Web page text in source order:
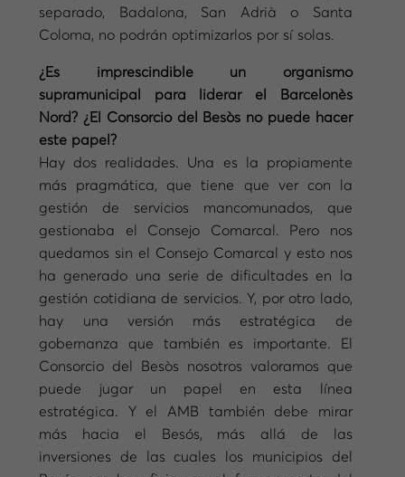
separado, Badalona, San Adrià o Santa
Coloma, no podrán optimizarlos por sí solas.
¿Es imprescindible un organismo
supramunicipal para liderar el Barcelonès
Nord? ¿El Consorcio del Besòs no puede hacer
este papel?
Hay dos realidades. Una es la propiamente
más pragmática, que tiene que ver con la
gestión de servicios mancomunados, que
gestionaba el Consejo Comarcal. Pero nos
quedamos sin el Consejo Comarcal y esto nos
ha generado una serie de dificultades en la
gestión cotidiana de servicios. Y, por otro lado,
hay una versión más estratégica de
gobernanza que también es importante. El
Consorcio del Besòs nosotros valoramos que
puede jugar un papel en esta línea
estratégica. Y el AMB también debe mirar
más hacia el Besós, más allá de las
inversiones de las cuales los municipios del